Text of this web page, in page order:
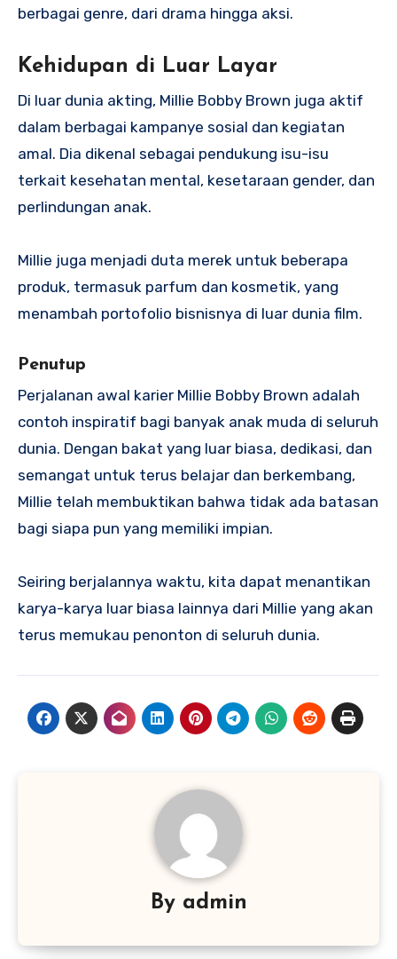
berbagai genre, dari drama hingga aksi.
Kehidupan di Luar Layar
Di luar dunia akting, Millie Bobby Brown juga aktif
dalam berbagai kampanye sosial dan kegiatan
amal. Dia dikenal sebagai pendukung isu-isu
terkait kesehatan mental, kesetaraan gender, dan
perlindungan anak.
Millie juga menjadi duta merek untuk beberapa
produk, termasuk parfum dan kosmetik, yang
menambah portofolio bisnisnya di luar dunia film.
Penutup
Perjalanan awal karier Millie Bobby Brown adalah
contoh inspiratif bagi banyak anak muda di seluruh
dunia. Dengan bakat yang luar biasa, dedikasi, dan
semangat untuk terus belajar dan berkembang,
Millie telah membuktikan bahwa tidak ada batasan
bagi siapa pun yang memiliki impian.
Seiring berjalannya waktu, kita dapat menantikan
karya-karya luar biasa lainnya dari Millie yang akan
terus memukau penonton di seluruh dunia.
By admin